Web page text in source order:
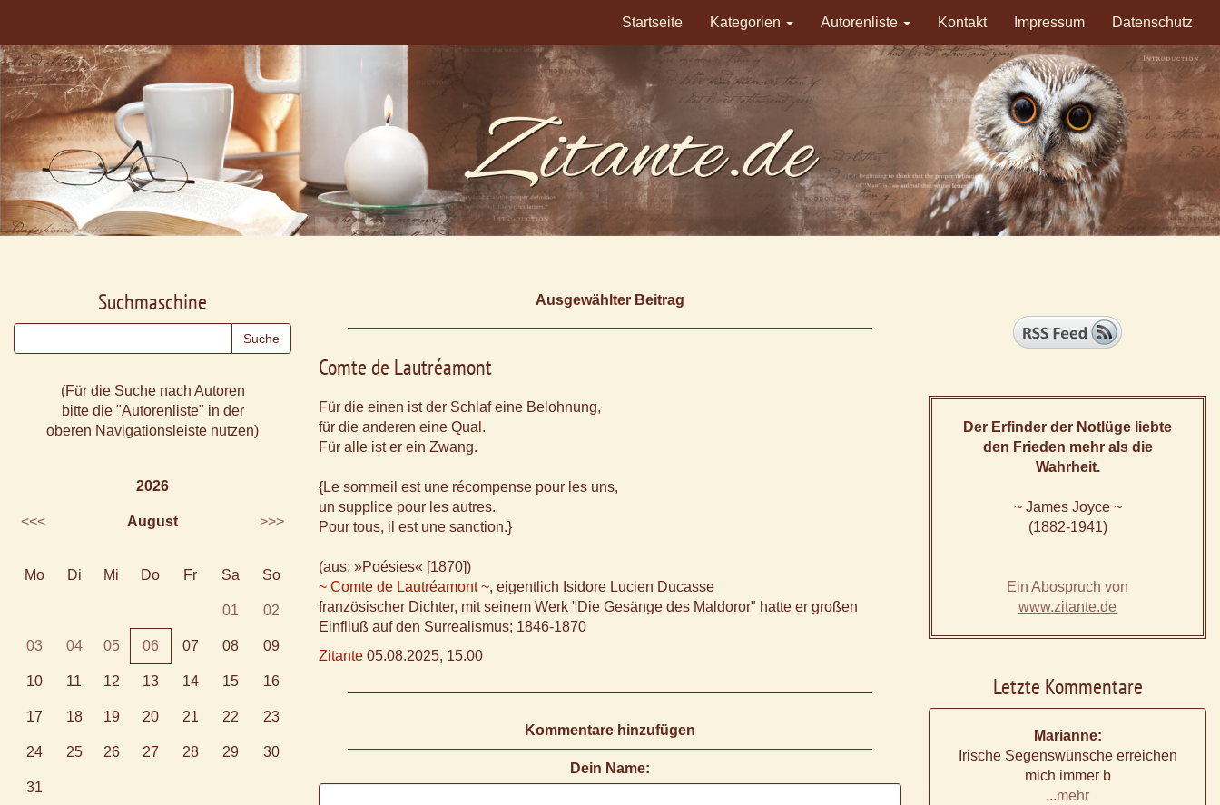
Startseite Kategorien Autorenliste Kontakt Impressum Datenschutz
Ausgewählter Beitrag
Comte de Lautréamont
Für die einen ist der Schlaf eine Belohnung,
für die anderen eine Qual.
Für alle ist er ein Zwang.
{Le sommeil est une récompense pour les uns,
un supplice pour les autres.
Pour tous, il est une sanction.}
(aus: »Poésies« [1870])
~ Comte de Lautréamont ~, eigentlich Isidore Lucien Ducasse
französischer Dichter, mit seinem Werk "Die Gesänge des Maldoror" hatte er großen
Einflluß auf den Surrealismus; 1846-1870
Zitante 05.08.2025, 15.00
Kommentare hinzufügen
Dein Name:
Suchmaschine
(Für die Suche nach Autoren
bitte die "Autorenliste" in der
oberen Navigationsleiste nutzen)
2026
<<< August >>>
Mo Di Mi Do Fr Sa So
01 02
03 04 05 06 07 08 09
10 11 12 13 14 15 16
17 18 19 20 21 22 23
24 25 26 27 28 29 30
31
Der Erfinder der Notlüge liebte
den Frieden mehr als die
Wahrheit.
~ James Joyce ~
(1882-1941)
Ein Abospruch von
www.zitante.de
Letzte Kommentare
Marianne:
Irische Segenswünsche erreichen
mich immer b
...mehr